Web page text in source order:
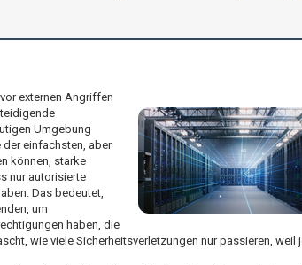
externen Angriffen
Umgebung
einfachsten, aber
können, starke
nur autorisierte
Das bedeutet,
um
haben, die
wie viele Sicherheitsverletzungen nur passieren,